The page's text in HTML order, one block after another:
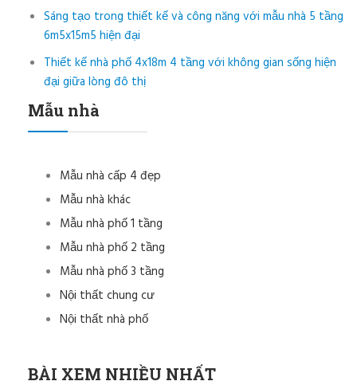
Sáng tạo trong thiết kế và công năng với mẫu nhà 5 tầng
6m5x15m5 hiện đại
Thiết kế nhà phố 4x18m 4 tầng với không gian sống hiện
đại giữa lòng đô thị
Mẫu nhà
Mẫu nhà cấp 4 đẹp
Mẫu nhà khác
Mẫu nhà phố 1 tầng
Mẫu nhà phố 2 tầng
Mẫu nhà phố 3 tầng
Nội thất chung cư
Nội thất nhà phố
BÀI XEM NHIỀU NHẤT